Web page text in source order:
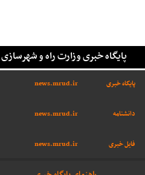
پایگاه خبری وزارت راه و شهرسازی
پایگاه خبری news.mrud.ir
دانشنامه
news.mrud.ir
فایل خبری news.mrud.ir